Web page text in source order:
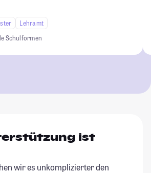
Lehramt
Schulformen
ist
wir es unkomplizierter den